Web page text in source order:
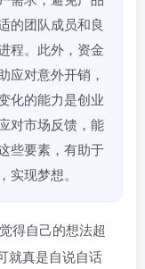
的团队成员和良
程。此外，资金
应对意外开销，
化的能力是创业
对市场反馈，能
些要素，有助于
现梦想。
得自己的想法超
就真是自说自话